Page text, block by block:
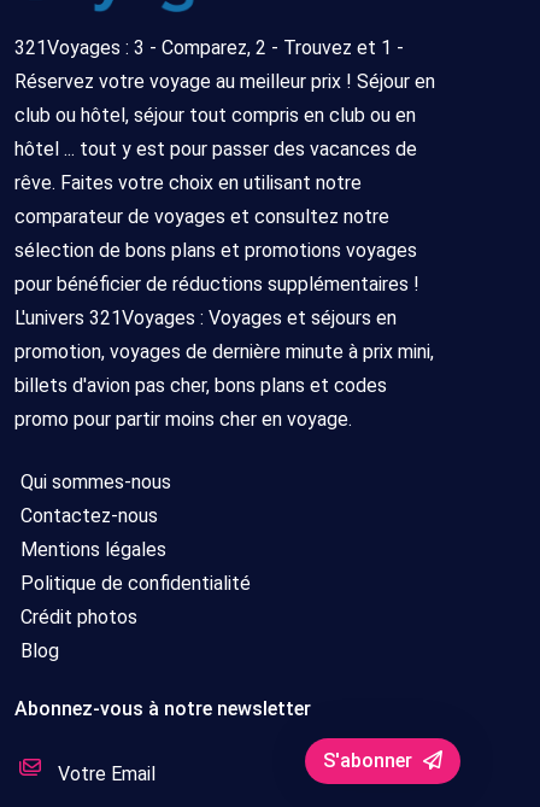
321Voyages : 3 - Comparez, 2 - Trouvez et 1 -
Réservez votre voyage au meilleur prix ! Séjour en
club ou hôtel, séjour tout compris en club ou en
hôtel ... tout y est pour passer des vacances de
rêve. Faites votre choix en utilisant notre
comparateur de voyages et consultez notre
sélection de bons plans et promotions voyages
pour bénéficier de réductions supplémentaires !
L'univers 321Voyages : Voyages et séjours en
promotion, voyages de dernière minute à prix mini,
billets d'avion pas cher, bons plans et codes
promo pour partir moins cher en voyage.
Qui sommes-nous
Contactez-nous
Mentions légales
Politique de confidentialité
Crédit photos
Blog
Abonnez-vous à notre newsletter
S'abonner